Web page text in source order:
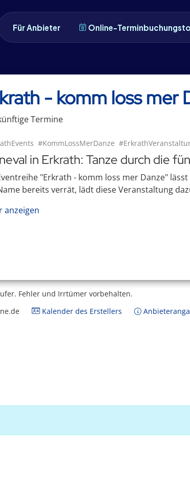
Für Anbieter Online-
- komm loss mer
Termine
#KommLossMerDanze
in Erkrath: Tanze durch die
"Erkrath - komm loss mer Danze"
bereits verrät, lädt diese Veranstaltung
anzeigen
Fehler und Irrtümer vorbehalten.
Kalender des Erstellers